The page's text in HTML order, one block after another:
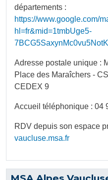
départements :
https://www.google.com/
hl=fr&mid=1tmbUge5-
Adresse postale unique :
Place des Maraîchers -
CEDEX 9
Accueil téléphonique : 04
RDV depuis son espace
vaucluse.msa.fr